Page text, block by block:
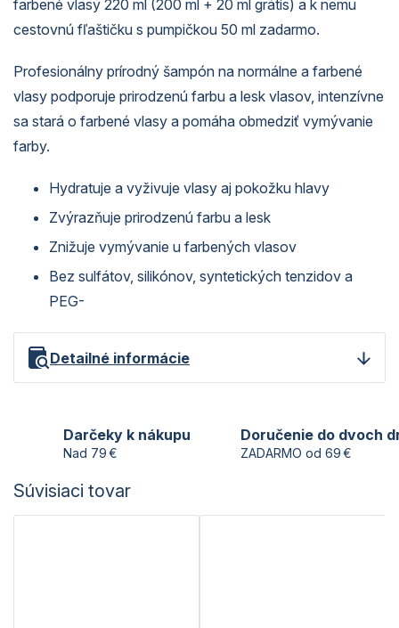
farbené vlasy 220 ml (200 ml + 20 ml grátis) a k nemu
cestovnú fľaštičku s pumpičkou 50 ml zadarmo.
Profesionálny prírodný šampón na normálne a farbené
vlasy podporuje prirodzenú farbu a lesk vlasov, intenzívne
sa stará o farbené vlasy a pomáha obmedziť vymývanie
farby.
Hydratuje a vyživuje vlasy aj pokožku hlavy
Zvýrazňuje prirodzenú farbu a lesk
Znižuje vymývanie u farbených vlasov
Bez sulfátov, silikónov, syntetických tenzidov a
PEG-
Detailné informácie
Darčeky k nákupu
Nad 79 €
Doručenie do dvoch
ZADARMO od 69 €
Súvisiaci tovar